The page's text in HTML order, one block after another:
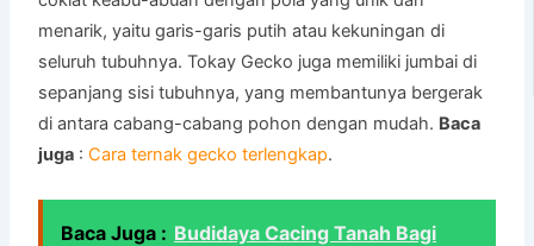
menarik, yaitu garis-garis putih atau kekuningan di
seluruh tubuhnya. Tokay Gecko juga memiliki jumbai di
sepanjang sisi tubuhnya, yang membantunya bergerak
di antara cabang-cabang pohon dengan mudah. Baca
juga :Cara ternak gecko terlengkap.
Baca Juga : Budidaya Cacing Tanah Bagi